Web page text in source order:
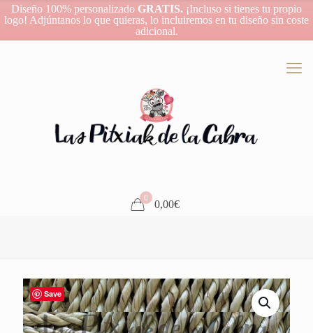
Diseño 100% personalizado GRATIS. ¡Incluso si tienes tu propio
logo! Adjúntanos lo que quieras, lo incluiremos en tu diseño sin coste
adicional.
0
0,00€
Save